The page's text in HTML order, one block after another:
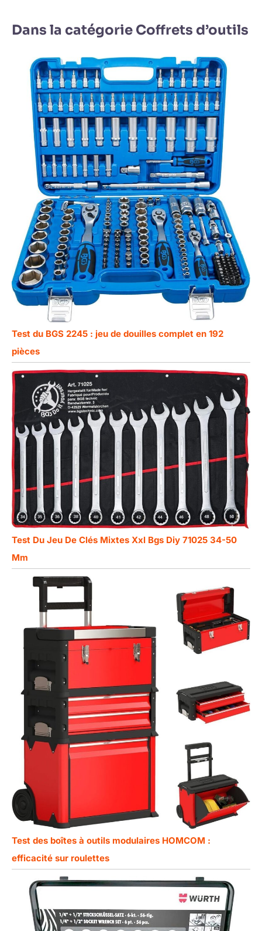
Dans la catégorie Coffrets d’outils
Test du BGS 2245 : jeu de douilles complet en 192
pièces
Test Du Jeu De Clés Mixtes Xxl Bgs Diy 71025 34-50
Mm
Test des boîtes à outils modulaires HOMCOM :
efficacité sur roulettes